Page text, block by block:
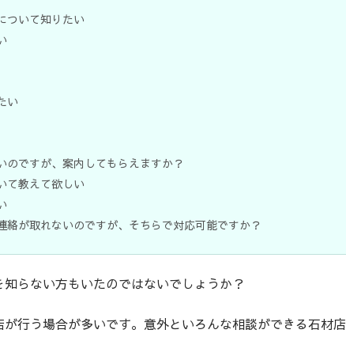
ついて知りたい
い
ですが、案内してもらえますか？
て教えて欲しい
が取れないのですが、そちらで対応可能ですか？
らない方もいたのではないでしょうか？
行う場合が多いです。意外といろんな相談ができる石材